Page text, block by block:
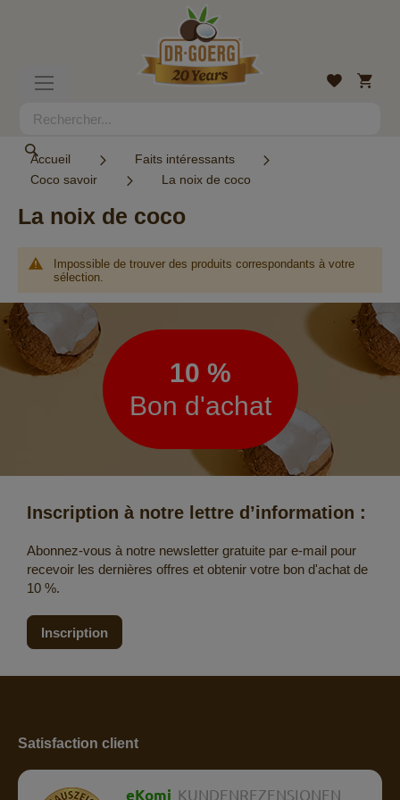
navigation
Rechercher
Liste
Mon
panier
Accueil
Faits intéressants
Coco savoir
La noix de coco
La noix de coco
Impossible de trouver des produits correspondants à votre
sélection.
Lettre
d’information
10 %
Bon d'achat
Inscription à notre lettre d’information :
Abonnez-vous à notre newsletter gratuite par e-mail pour
recevoir les dernières offres et obtenir votre bon d'achat de
10 %.
Inscription
Satisfaction client
eKomi KUNDENREZENSIONEN